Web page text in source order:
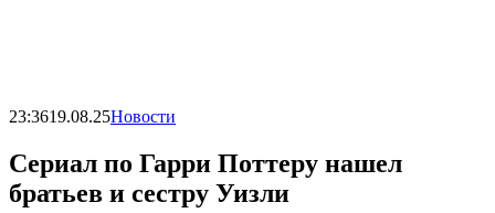
23:3619.08.25Новости
Сериал по Гарри Поттеру нашел
братьев и сестру Уизли